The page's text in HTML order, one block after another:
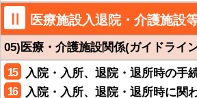
Ⅱ 医療施設入退院・介護施設
05)医療・介護施設関係(ガイドライ
15 入院・入所、退院・退所時の手
16 入院・入所、退院・退所時に関